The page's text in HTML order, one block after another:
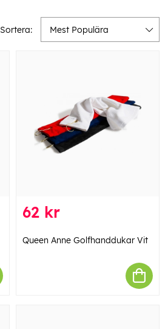
Sortera: Mest Populära
62 kr
Queen Anne Golfhanddukar Vit